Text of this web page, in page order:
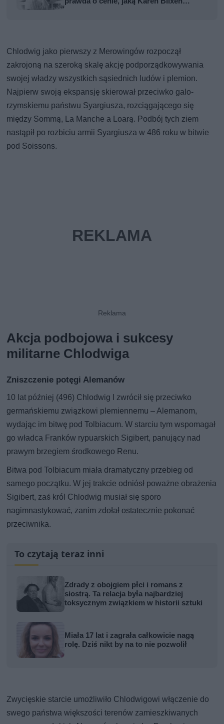
Chlodwig jako pierwszy z Merowingów rozpoczął
zakrojoną na szeroką skalę akcję podporządkowywania
swojej władzy wszystkich sąsiednich ludów i plemion.
Najpierw swoją ekspansję skierował przeciwko galo-
rzymskiemu państwu Syargiusza, rozciągającego się
między Sommą, La Manche a Loarą. Podbój tych ziem
nastąpił po rozbiciu armii Syargiusza w 486 roku w bitwie
pod Soissons.
Akcja podbojowa i sukcesy
militarne Chlodwiga
Zniszczenie potęgi Alemanów
10 lat później (496) Chlodwig I zwrócił się przeciwko
germańskiemu związkowi plemiennemu – Alemanom,
wydając im bitwę pod Tolbiacum. W starciu tym wspomagał
go władca Franków rypuarskich Sigibert, panujący nad
prawym brzegiem środkowego Renu.
Bitwa pod Tolbiacum miała dramatyczny przebieg od
samego początku. W jej trakcie odniósł poważne obrażenia
Sigibert, zaś król Chlodwig musiał się sporo
nagimnastykować, zanim zdołał ostatecznie pokonać
przeciwnika.
To czytają teraz inni
Zdrady z obojgiem płci i romans z
siostrą. Ta relacja była najbardziej
toksycznym związkiem w historii sztuki
Miała 17 lat i zagrała całkowicie nagą
rolę. Dziś nikt by na to nie pozwolił
Zwycięskie starcie umożliwiło Chlodwigowi włączenie do
swego państwa większości terenów zamieszkiwanych